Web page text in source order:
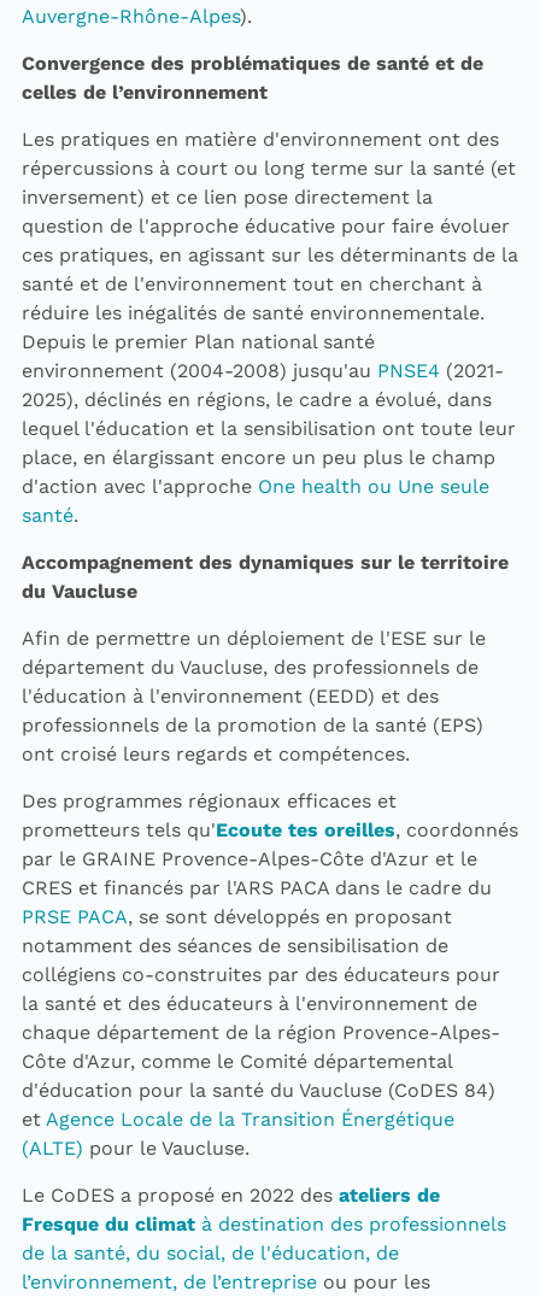
Auvergne-Rhône-Alpes).
Convergence des problématiques de santé et de
celles de l’environnement
Les pratiques en matière d'environnement ont des
répercussions à court ou long terme sur la santé (et
inversement) et ce lien pose directement la
question de l'approche éducative pour faire évoluer
ces pratiques, en agissant sur les déterminants de la
santé et de l'environnement tout en cherchant à
réduire les inégalités de santé environnementale.
Depuis le premier Plan national santé
environnement (2004-2008) jusqu'au PNSE4 (2021-
2025), déclinés en régions, le cadre a évolué, dans
lequel l'éducation et la sensibilisation ont toute leur
place, en élargissant encore un peu plus le champ
d'action avec l'approche One health ou Une seule
santé.
Accompagnement des dynamiques sur le territoire
du Vaucluse
Afin de permettre un déploiement de l'ESE sur le
département du Vaucluse, des professionnels de
l'éducation à l'environnement (EEDD) et des
professionnels de la promotion de la santé (EPS)
ont croisé leurs regards et compétences.
Des programmes régionaux efficaces et
prometteurs tels qu'Ecoute tes oreilles, coordonnés
par le GRAINE Provence-Alpes-Côte d'Azur et le
CRES et financés par l'ARS PACA dans le cadre du
PRSE PACA, se sont développés en proposant
notamment des séances de sensibilisation de
collégiens co-construites par des éducateurs pour
la santé et des éducateurs à l'environnement de
chaque département de la région Provence-Alpes-
Côte d'Azur, comme le Comité départemental
d'éducation pour la santé du Vaucluse (CoDES 84)
etAgence Locale de la Transition Énergétique
(ALTE) pour le Vaucluse.
Le CoDES a proposé en 2022 des ateliers de
Fresque du climat à destination des professionnels
de la santé, du social, de l'éducation, de
l’environnement, de l’entrepriseou pour les